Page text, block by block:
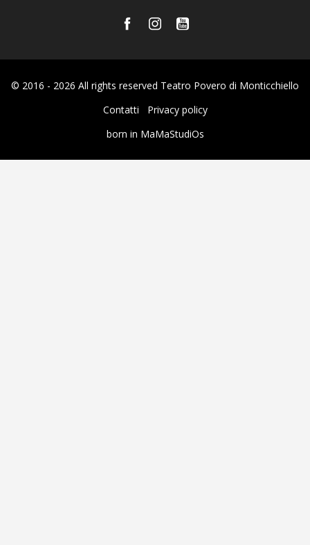
© 2016 - 2026 All rights reserved Teatro Povero di Monticchiello
Contatti
Privacy policy
born in MaMaStudiOs